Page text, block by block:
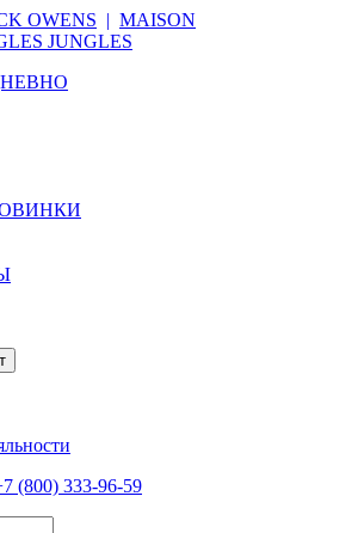
OWENS | MAISON
JUNGLES
(800) 333-96-59